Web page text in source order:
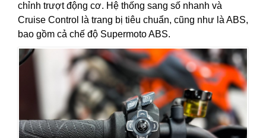
chỉnh trượt động cơ. Hệ thống sang số nhanh và
Cruise Control là trang bị tiêu chuẩn, cũng như là ABS,
bao gồm cả chế độ Supermoto ABS.